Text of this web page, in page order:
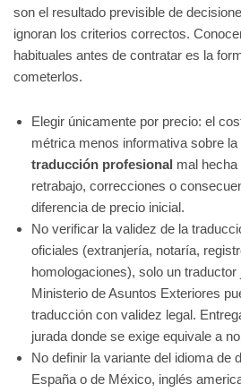
son el resultado previsible de
ignoran los criterios correctos.
habituales antes de contratar es la
cometerlos.
Elegir únicamente por precio: el
métrica menos informativa sobre
traducción profesional mal
retrabajo, correcciones o
diferencia de precio inicial.
No verificar la validez de la
oficiales (extranjería, notaría,
homologaciones), solo un traductor
Ministerio de Asuntos Exteriores
traducción con validez legal.
jurada donde se exige equivale a
No definir la variante del idioma de
España o de México, inglés